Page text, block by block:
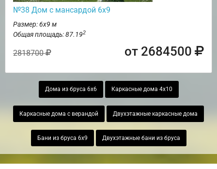
№38 Дом с мансардой 6х9
Размер: 6х9 м
Общая площадь: 87.192
2818700 от 2684500
Дома из бруса 6х6 Каркасные дома 4х10
Каркасные дома с верандой Двухэтажные каркасные дома
Бани из бруса 6х9 Двухэтажные бани из бруса